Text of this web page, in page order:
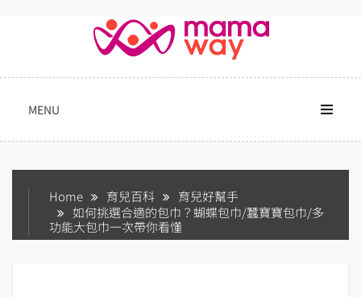
MENU
Home 育兒百科
育兒好幫手
如何挑選合適的包巾？蝴蝶包巾/蠶寶寶包巾/多
功能大包巾一次帶你看懂